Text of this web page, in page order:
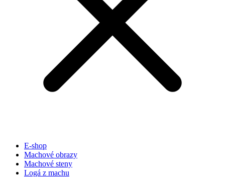
E-shop
Machové obrazy
Machové steny
Logá z machu